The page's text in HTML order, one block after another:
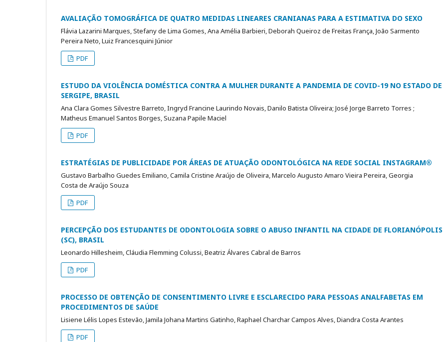
AVALIAÇÃO TOMOGRÁFICA DE QUATRO MEDIDAS LINEARES CRANIANAS PARA A ESTIMATIVA DO SEXO
Flávia Lazarini Marques, Stefany de Lima Gomes, Ana Amélia Barbieri, Deborah Queiroz de Freitas França, João Sarmento
Pereira Neto, Luiz Francesquini Júnior
PDF
ESTUDO DA VIOLÊNCIA DOMÉSTICA CONTRA A MULHER DURANTE A PANDEMIA DE COVID-19 NO ESTADO DE
SERGIPE, BRASIL
Ana Clara Gomes Silvestre Barreto, Ingryd Francine Laurindo Novais, Danilo Batista Oliveira; José Jorge Barreto Torres ;
Matheus Emanuel Santos Borges, Suzana Papile Maciel
PDF
ESTRATÉGIAS DE PUBLICIDADE POR ÁREAS DE ATUAÇÃO ODONTOLÓGICA NA REDE SOCIAL INSTAGRAM®
Gustavo Barbalho Guedes Emiliano, Camila Cristine Araújo de Oliveira, Marcelo Augusto Amaro Vieira Pereira, Georgia
Costa de Araújo Souza
PDF
PERCEPÇÃO DOS ESTUDANTES DE ODONTOLOGIA SOBRE O ABUSO INFANTIL NA CIDADE DE FLORIANÓPOLIS
(SC), BRASIL
Leonardo Hillesheim, Cláudia Flemming Colussi, Beatriz Álvares Cabral de Barros
PDF
PROCESSO DE OBTENÇÃO DE CONSENTIMENTO LIVRE E ESCLARECIDO PARA PESSOAS ANALFABETAS EM
PROCEDIMENTOS DE SAÚDE
Lisiene Lélis Lopes Estevão, Jamila Johana Martins Gatinho, Raphael Charchar Campos Alves, Diandra Costa Arantes
PDF